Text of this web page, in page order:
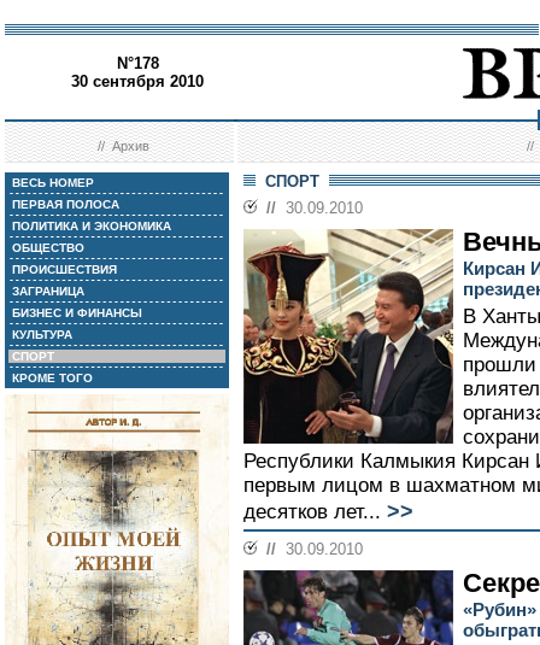
N°178
30 сентября 2010
//Архив //
ВЕСЬ НОМЕР
ПЕРВАЯ ПОЛОСА
ПОЛИТИКА И ЭКОНОМИКА
ОБЩЕСТВО
ПРОИСШЕСТВИЯ
ЗАГРАНИЦА
БИЗНЕС И ФИНАНСЫ
КУЛЬТУРА
СПОРТ
КРОМЕ ТОГО
СПОРТ
// 30.09.2010
Кирсан
В
прошли
Республики Калмыкия
первым лицом в шахматном
десятков лет... >>
// 30.09.2010